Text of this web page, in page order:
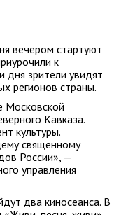
вечером стартуют
к
дня зрители увидят
регионов страны.
Московской
Кавказа.
культуры.
священному
России», —
управления
два киносеанса. В